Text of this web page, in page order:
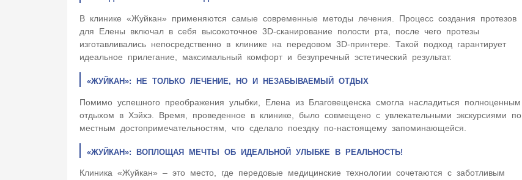
В клинике «Жуйкан» применяются самые современные методы лечения. Процесс создания протезов
для Елены включал в себя высокоточное 3D-сканирование полости рта, после чего протезы
изготавливались непосредственно в клинике на передовом 3D-принтере. Такой подход гарантирует
идеальное прилегание, максимальный комфорт и безупречный эстетический результат.
«ЖУЙКАН»: НЕ ТОЛЬКО ЛЕЧЕНИЕ, НО И НЕЗАБЫВАЕМЫЙ ОТДЫХ
Помимо успешного преображения улыбки, Елена из Благовещенска смогла насладиться полноценным
отдыхом в Хэйхэ. Время, проведенное в клинике, было совмещено с увлекательными экскурсиями по
местным достопримечательностям, что сделало поездку по-настоящему запоминающейся.
«ЖУЙКАН»: ВОПЛОЩАЯ МЕЧТЫ ОБ ИДЕАЛЬНОЙ УЛЫБКЕ В РЕАЛЬНОСТЬ!
Клиника «Жуйкан» – это место, где передовые медицинские технологии сочетаются с заботливым